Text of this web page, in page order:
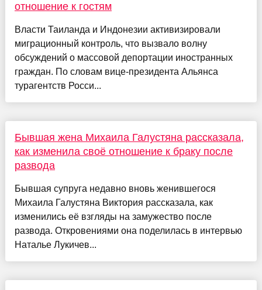
отношение к гостям
Власти Таиланда и Индонезии активизировали
миграционный контроль, что вызвало волну
обсуждений о массовой депортации иностранных
граждан. По словам вице-президента Альянса
турагентств Росси...
Бывшая жена Михаила Галустяна рассказала,
как изменила своё отношение к браку после
развода
Бывшая супруга недавно вновь женившегося
Михаила Галустяна Виктория рассказала, как
изменились её взгляды на замужество после
развода. Откровениями она поделилась в интервью
Наталье Лукичев...